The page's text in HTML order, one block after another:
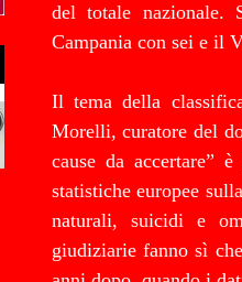
del totale nazionale.
Campania con sei e il
Il tema della
Morelli, curatore del
cause da accertare”
statistiche europee
naturali, suicidi e
giudiziarie fanno sì